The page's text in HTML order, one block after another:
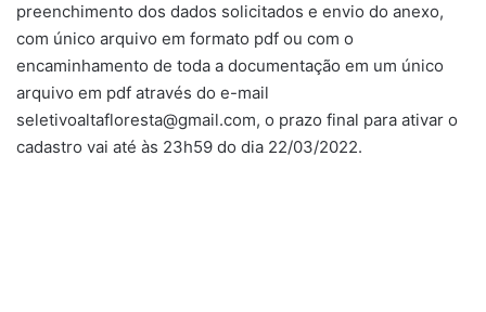
preenchimento dos dados solicitados e envio do anexo,
com único arquivo em formato pdf ou com o
encaminhamento de toda a documentação em um único
arquivo em pdf através do e-mail
seletivoaltafloresta@gmail.com, o prazo final para ativar o
cadastro vai até às 23h59 do dia 22/03/2022.